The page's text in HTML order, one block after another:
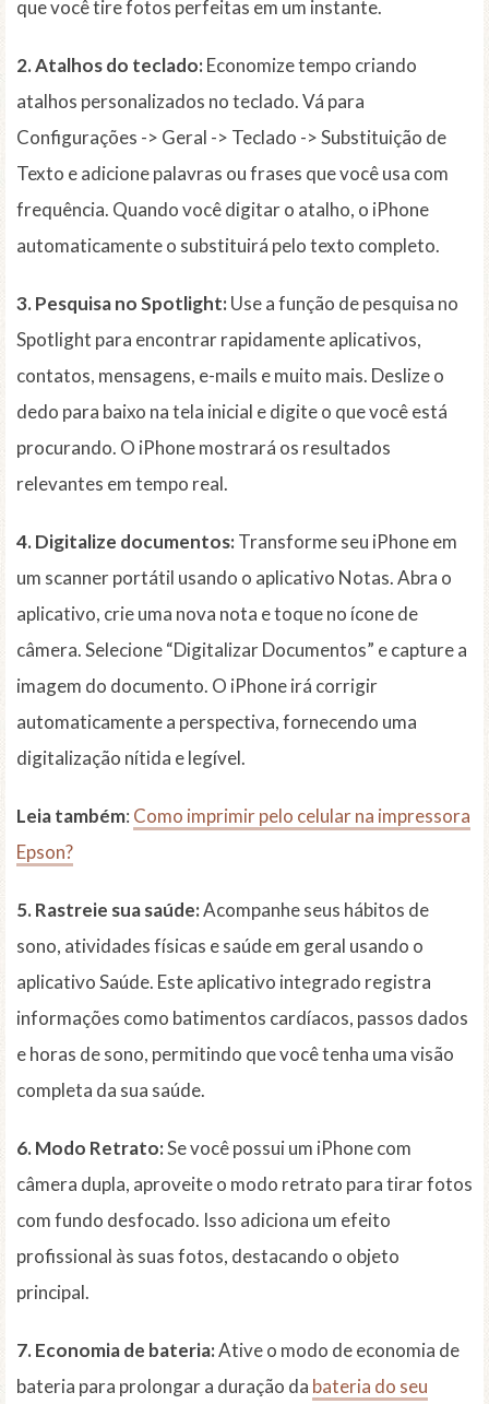
que você tire fotos perfeitas em um instante.
2. Atalhos do teclado:Economize tempo criando
atalhos personalizados no teclado. Vá para
Configurações -> Geral -> Teclado -> Substituição de
Texto e adicione palavras ou frases que você usa com
frequência. Quando você digitar o atalho, o iPhone
automaticamente o substituirá pelo texto completo.
3. Pesquisa no Spotlight:Use a função de pesquisa no
Spotlight para encontrar rapidamente aplicativos,
contatos, mensagens, e-mails e muito mais. Deslize o
dedo para baixo na tela inicial e digite o que você está
procurando. O iPhone mostrará os resultados
relevantes em tempo real.
4. Digitalize documentos:Transforme seu iPhone em
um scanner portátil usando o aplicativo Notas. Abra o
aplicativo, crie uma nova nota e toque no ícone de
câmera. Selecione “Digitalizar Documentos” e capture a
imagem do documento. O iPhone irá corrigir
automaticamente a perspectiva, fornecendo uma
digitalização nítida e legível.
Leia também: Como imprimir pelo celular na impressora
Epson?
5. Rastreie sua saúde:Acompanhe seus hábitos de
sono, atividades físicas e saúde em geral usando o
aplicativo Saúde. Este aplicativo integrado registra
informações como batimentos cardíacos, passos dados
e horas de sono, permitindo que você tenha uma visão
completa da sua saúde.
6. Modo Retrato:Se você possui um iPhone com
câmera dupla, aproveite o modo retrato para tirar fotos
com fundo desfocado. Isso adiciona um efeito
profissional às suas fotos, destacando o objeto
principal.
7. Economia de bateria:Ative o modo de economia de
bateria para prolongar a duração da bateria do seu